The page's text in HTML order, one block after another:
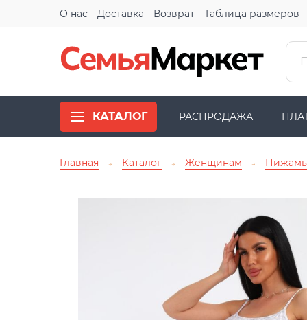
О нас Доставка Возврат Таблица размеров
КАТАЛОГ РАСПРОДАЖА
Главная → Каталог → Женщинам →